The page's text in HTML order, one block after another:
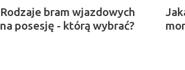
Rodzaje bram wjazdowych
na posesję - którą wybrać?